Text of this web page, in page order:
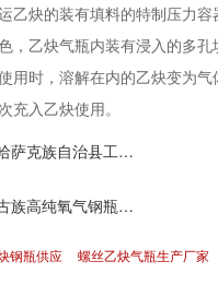
乙炔的装有填料的特制压力容
，乙炔气瓶内装有浸入的多孔
用时，溶解在内的乙炔变为气
充入乙炔使用。
阿克塞哈萨克族自治县工业...
肃北蒙古族高纯氧气钢瓶生...
钢瓶供应 螺丝乙炔气瓶生产厂家